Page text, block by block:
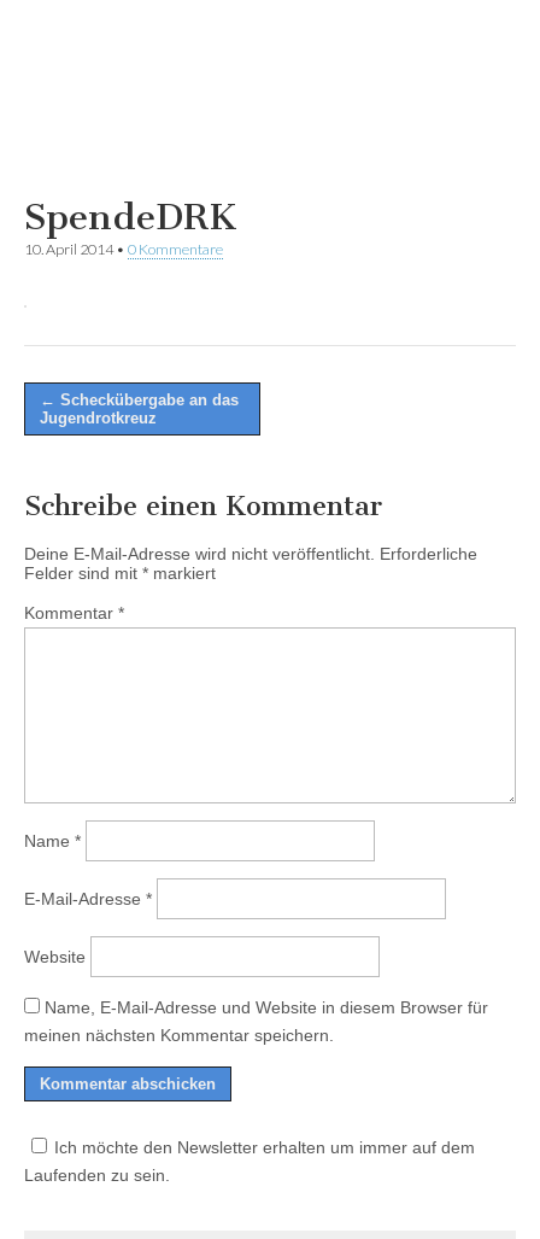
SpendeDRK
10. April 2014• 0 Kommentare
Post
navigation
← Scheckübergabe an das
Jugendrotkreuz
Schreibe einen Kommentar
Deine E-Mail-Adresse wird nicht veröffentlicht. Erforderliche
Felder sind mit * markiert
Kommentar *
Name *
E-Mail-Adresse *
Website
Name, E-Mail-Adresse und Website in diesem Browser für
meinen nächsten Kommentar speichern.
Ich möchte den Newsletter erhalten um immer auf dem
Laufenden zu sein.